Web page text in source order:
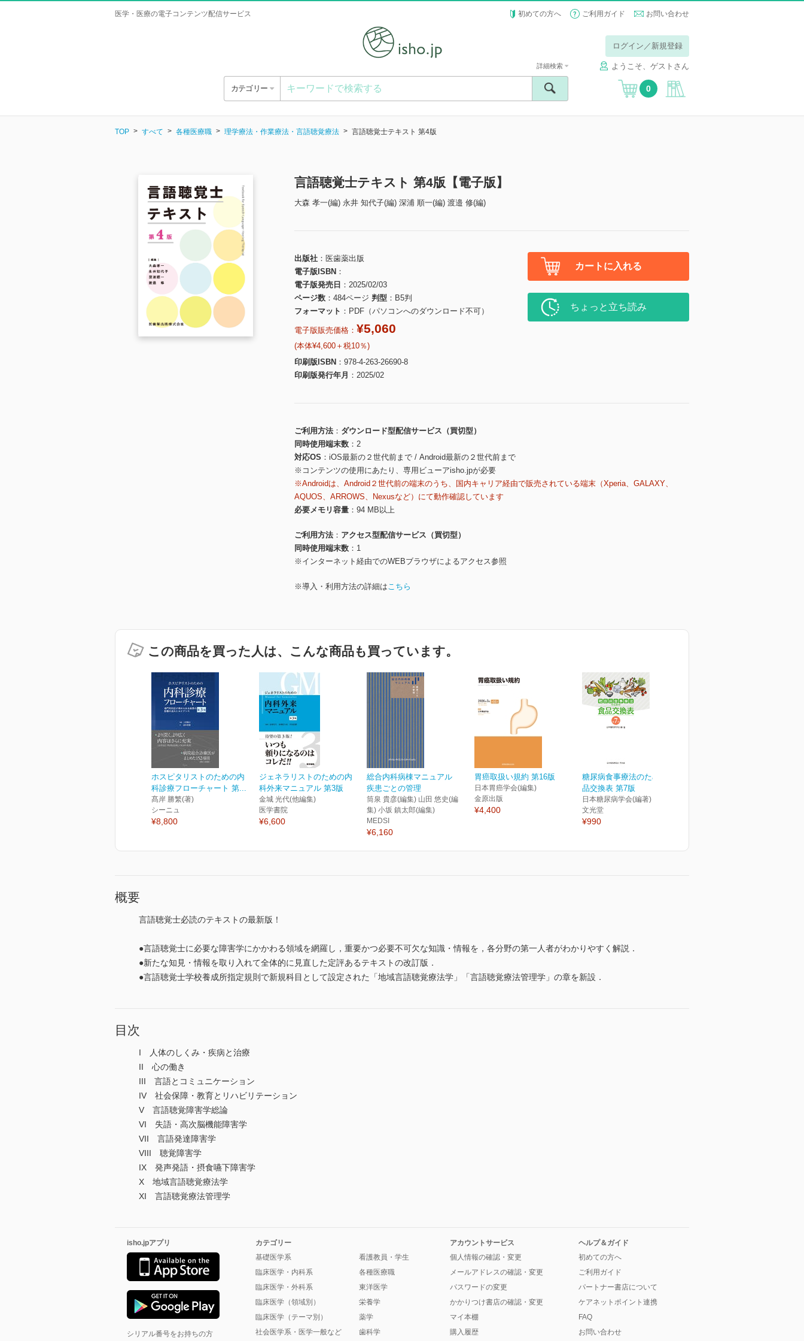
医学・医療の電子コンテンツ配信サービス 初めての方へ ご利用ガイド お問い合わせ
ログイン／新規登録
ようこそ、ゲストさん
カテゴリー
詳細検索
0
TOP すべて 各種医療職 理学療法・作業療法・言語聴覚療法 言語聴覚士テキスト 第4版
言語聴覚士テキスト 第4版【電子版】
大森 孝一(編) 永井 知代子(編) 深浦 順一(編) 渡邉 修(編)
出版社
医歯薬出版
電子版ISBN
電子版発売日
2025/02/03
ページ数
484ページ 判型
B5判
フォーマット
PDF（パソコンへのダウンロード不可）
電子版販売価格： ¥5,060
(本体¥4,600＋税10％)
印刷版ISBN
978-4-263-26690-8
印刷版発行年月
2025/02
カートに入れる
ちょっと立ち読み
ご利用方法
ダウンロード型配信サービス（買切型）
同時使用端末数
2
対応OS
iOS最新の２世代前まで / Android最新の２世代前まで
※コンテンツの使用にあたり、専用ビューアisho.jpが必要
※Androidは、Android２世代前の端末のうち、国内キャリア経由で販売されている端末（Xperia、GALAXY、
AQUOS、ARROWS、Nexusなど）にて動作確認しています
必要メモリ容量
94 MB以上
ご利用方法
アクセス型配信サービス（買切型）
同時使用端末数
1
※インターネット経由でのWEBブラウザによるアクセス参照
※導入・利用方法の詳細はこちら
この商品を買った人は、こんな商品も買っています。
ホスピタリストのための内
科診療フローチャート 第...
髙岸 勝繁(著)
シーニュ
¥8,800
ジェネラリストのための内
科外来マニュアル 第3版
金城 光代(他編集)
医学書院
¥6,600
総合内科病棟マニュアル
疾患ごとの管理
筒泉 貴彦(編集) 山田 悠史(編
集) 小坂 鎮太郎(編集)
MEDSI
¥6,160
胃癌取扱い規約 第16版
日本胃癌学会(編集)
金原出版
¥4,400
糖尿病食事療法のための食
品交換表 第7版
日本糖尿病学会(編著)
文光堂
¥990
概要
言語聴覚士必読のテキストの最新版！
●言語聴覚士に必要な障害学にかかわる領域を網羅し，重要かつ必要不可欠な知識・情報を，各分野の第一人者がわかりやすく解説．
●新たな知見・情報を取り入れて全体的に見直した定評あるテキストの改訂版．
●言語聴覚士学校養成所指定規則で新規科目として設定された「地域言語聴覚療法学」「言語聴覚療法管理学」の章を新設．
目次
I 人体のしくみ・疾病と治療
II 心の働き
III 言語とコミュニケーション
IV 社会保障・教育とリハビリテーション
V 言語聴覚障害学総論
VI 失語・高次脳機能障害学
VII 言語発達障害学
VIII 聴覚障害学
IX 発声発語・摂食嚥下障害学
X 地域言語聴覚療法学
XI 言語聴覚療法管理学
isho.jpアプリ
シリアル番号をお持ちの方
カテゴリー
基礎医学系
臨床医学・内科系
臨床医学・外科系
臨床医学（領域別）
臨床医学（テーマ別）
社会医学系・医学一般など
看護教員・学生
各種医療職
東洋医学
栄養学
薬学
歯科学
アカウントサービス
個人情報の確認・変更
メールアドレスの確認・変更
パスワードの変更
かかりつけ書店の確認・変更
マイ本棚
購入履歴
ヘルプ＆ガイド
初めての方へ
ご利用ガイド
パートナー書店について
ケアネットポイント連携
FAQ
お問い合わせ